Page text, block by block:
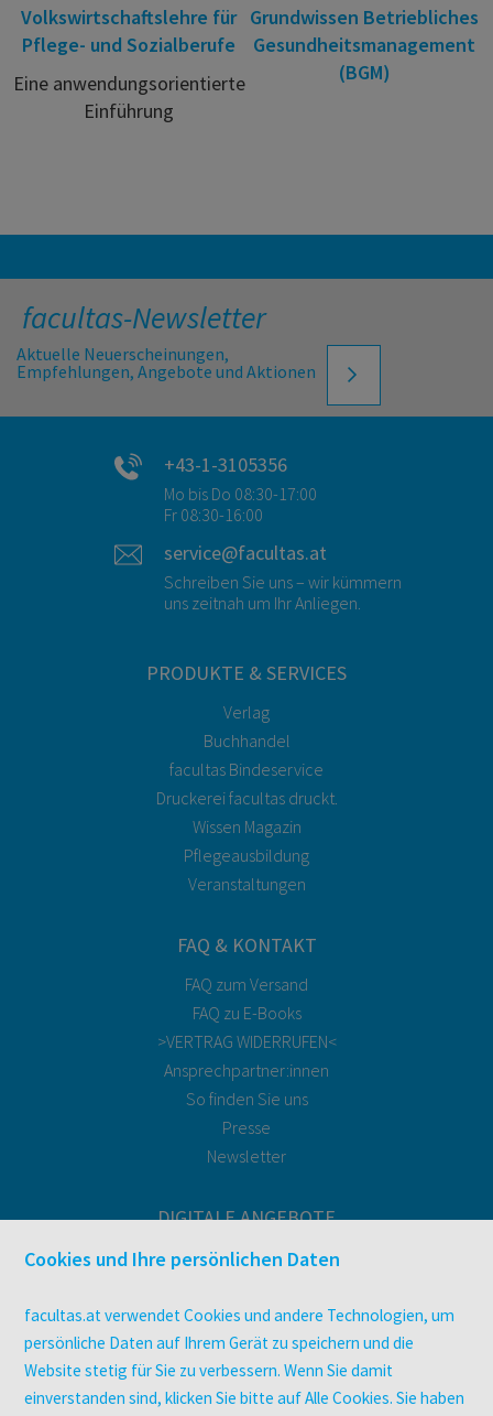
Volkswirtschaftslehre für
Pflege- und Sozialberufe
Eine anwendungsorientierte
Einführung
Grundwissen Betriebliches
Gesundheitsmanagement
(BGM)
facultas-Newsletter
Aktuelle Neuerscheinungen,
Empfehlungen, Angebote und Aktionen
+43-1-3105356
Mo bis Do 08:30-17:00
Fr 08:30-16:00
service@facultas.at
Schreiben Sie uns – wir kümmern
uns zeitnah um Ihr Anliegen.
PRODUKTE & SERVICES
Verlag
Buchhandel
facultas Bindeservice
Druckerei facultas druckt.
Wissen Magazin
Pflegeausbildung
Veranstaltungen
FAQ & KONTAKT
FAQ zum Versand
FAQ zu E-Books
>VERTRAG WIDERRUFEN<
Ansprechpartner:innen
So finden Sie uns
Presse
Newsletter
DIGITALE ANGEBOTE
Überblick
utb elibrary
E-Books
facultas Club
Cookies und Ihre persönlichen Daten
facultas.at verwendet Cookies und andere Technologien, um
persönliche Daten auf Ihrem Gerät zu speichern und die
Website stetig für Sie zu verbessern. Wenn Sie damit
einverstanden sind, klicken Sie bitte auf Alle Cookies. Sie haben